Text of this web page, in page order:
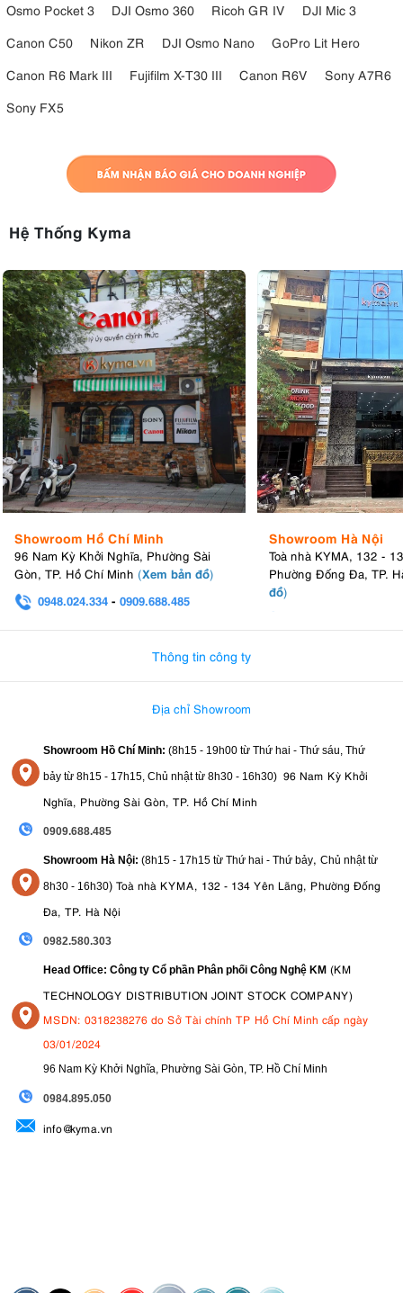
Osmo Pocket 3
DJI Osmo 360 Ricoh GR IV
DJI Mic 3
Canon C50
Nikon ZR DJI Osmo Nano
GoPro Lit Hero
Canon R6 Mark III
Fujifilm X-T30 III Canon R6V
Sony A7R6
Sony FX5
Hệ Thống Kyma
Showroom Hồ Chí Minh
96 Nam Kỳ Khởi Nghĩa, Phường Sài
Gòn, TP. Hồ Chí Minh (Xem bản đồ)
0948.024.334 - 0909.688.485
Showroom Hà Nội
Toà nhà KYMA, 132 -
Phường Đống Đa, TP.
đồ)
Thông tin công ty
Địa chỉ Showroom
Showroom Hồ Chí Minh: (8h15 - 19h00 từ Thứ hai - Thứ sáu, Thứ
bảy từ 8h15 - 17h15, Chủ nhật từ 8h30 - 16h30) 96 Nam Kỳ Khởi
Nghĩa, Phường Sài Gòn, TP. Hồ Chí Minh
0909.688.485
Showroom Hà Nội: (8h15 - 17h15 từ Thứ hai - Thứ bảy, Chủ nhật từ
8h30 - 16h30) Toà nhà KYMA, 132 - 134 Yên Lãng, Phường Đống
Đa, TP. Hà Nội
0982.580.303
Head Office: Công ty Cổ phần Phân phối Công Nghệ KM (KM
TECHNOLOGY DISTRIBUTION JOINT STOCK COMPANY)
MSDN: 0318238276 do Sở Tài chính TP Hồ Chí Minh cấp ngày
03/01/2024
96 Nam Kỳ Khởi Nghĩa, Phường Sài Gòn, TP. Hồ Chí Minh
0984.895.050
info@kyma.vn